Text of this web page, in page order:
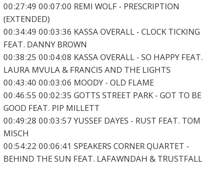
00:27:49 00:07:00 REMI WOLF - PRESCRIPTION
(EXTENDED)
00:34:49 00:03:36 KASSA OVERALL - CLOCK TICKING
FEAT. DANNY BROWN
00:38:25 00:04:08 KASSA OVERALL - SO HAPPY FEAT.
LAURA MVULA & FRANCIS AND THE LIGHTS
00:43:40 00:03:06 MOODY - OLD FLAME
00:46:55 00:02:35 GOTTS STREET PARK - GOT TO BE
GOOD FEAT. PIP MILLETT
00:49:28 00:03:57 YUSSEF DAYES - RUST FEAT. TOM
MISCH
00:54:22 00:06:41 SPEAKERS CORNER QUARTET -
BEHIND THE SUN FEAT. LAFAWNDAH & TRUSTFALL